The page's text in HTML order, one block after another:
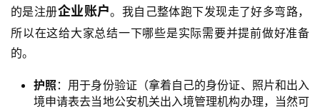
的是注册企业账户。我自己整体跑下发现走了好多弯路，
所以在这给大家总结一下哪些是实际需要并提前做好准备
的。
护照 ：用于身份验证（拿着自己的身份证、照片和出入
境申请表去当地公安机关出入境管理机构办理，当然可